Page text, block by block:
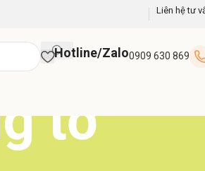
Liên hệ tư
Hotline/Zalo0909 630 869
tơ